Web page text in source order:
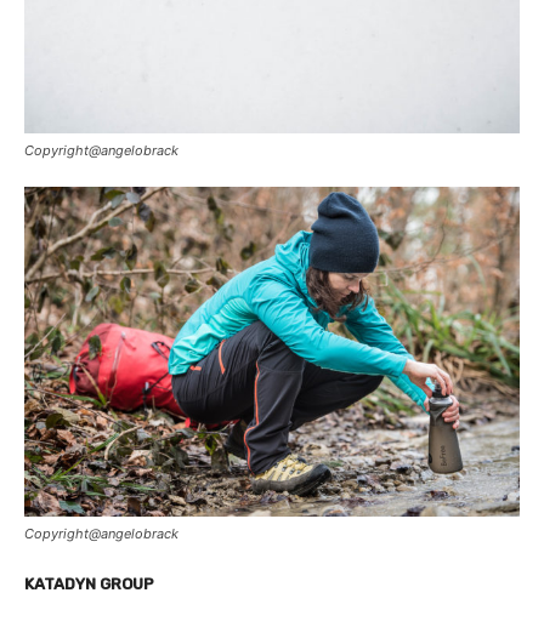
Copyright@angelobrack
Copyright@angelobrack
KATADYN GROUP